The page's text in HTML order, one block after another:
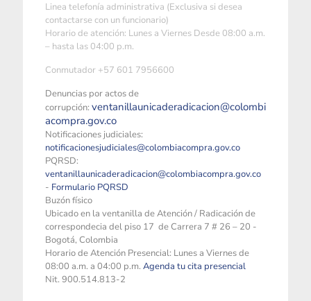
Linea telefonía administrativa (Exclusiva si desea
contactarse con un funcionario)
Horario de atención: Lunes a Viernes Desde 08:00 a.m.
– hasta las 04:00 p.m.
Conmutador +57 601 7956600
Denuncias por actos de
corrupción: ventanillaunicaderadicacion@colombi
acompra.gov.co
Notificaciones judiciales:
notificacionesjudiciales@colombiacompra.gov.co
PQRSD:
ventanillaunicaderadicacion@colombiacompra.gov.co
- Formulario PQRSD
Buzón físico
Ubicado en la ventanilla de Atención / Radicación de
correspondecia del piso 17 de Carrera 7 # 26 – 20 -
Bogotá, Colombia
Horario de Atención Presencial: Lunes a Viernes de
08:00 a.m. a 04:00 p.m. Agenda tu cita presencial
Nit. 900.514.813-2